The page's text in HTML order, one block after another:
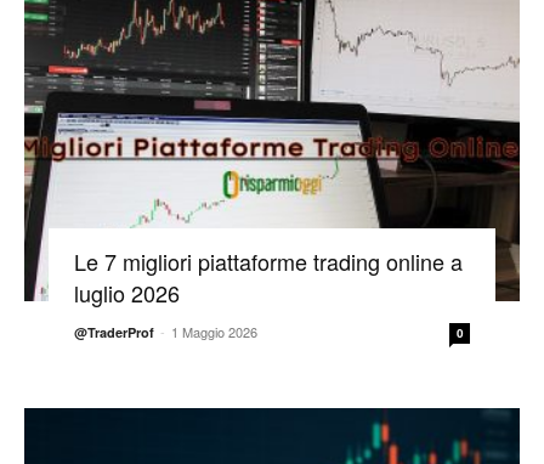
Le 7 migliori piattaforme trading online a
luglio 2026
@TraderProf - 1 Maggio 2026 0